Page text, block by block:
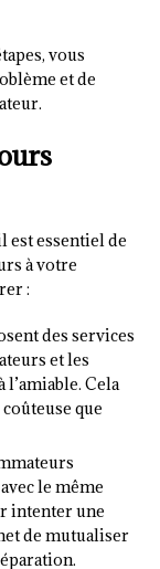
vous
et de
est essentiel de
à votre
:
des services
et les
Cela
que
le même
intenter une
de mutualiser